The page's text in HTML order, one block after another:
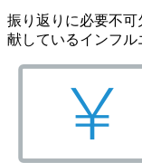
振り返りに必要不
献しているインフル